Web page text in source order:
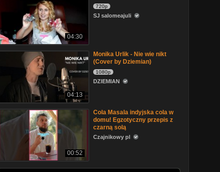
04:30
720p
SJ salomeajuli
04:13
Monika Urlik - Nie wie nikt
(Cover by Dziemian)
1080p
DZIEMIAN
00:52
Cola Masala indyjska cola w
domu! Egzotyczny przepis z
czarną solą
Czajnikowy pl